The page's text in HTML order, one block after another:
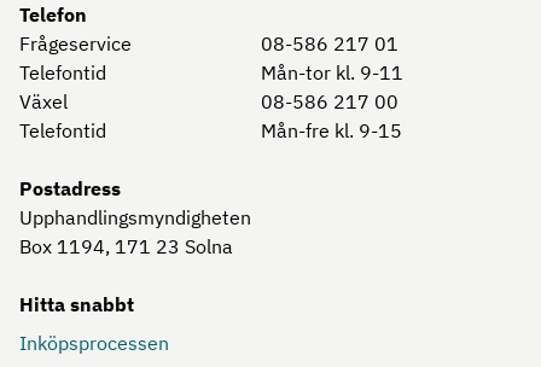
Telefon
Frågeservice
08-586 217 01
Telefontid
Mån-tor kl. 9-11
Växel
08-586 217 00
Telefontid
Mån-fre kl. 9-15
Postadress
Upphandlingsmyndigheten
Box 1194, 171 23 Solna
Hitta snabbt
Inköpsprocessen